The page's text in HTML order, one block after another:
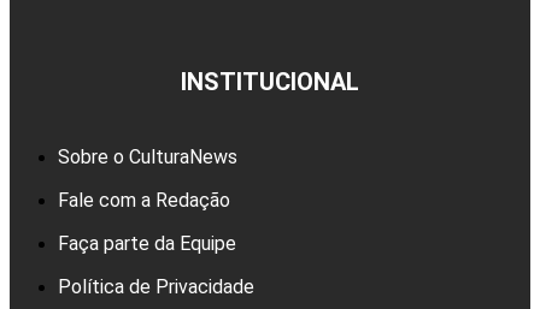
INSTITUCIONAL
Sobre o CulturaNews
Fale com a Redação
Faça parte da Equipe
Política de Privacidade